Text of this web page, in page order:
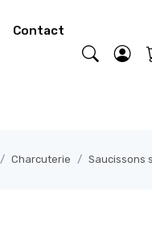
Contact
Charcuterie Saucissons